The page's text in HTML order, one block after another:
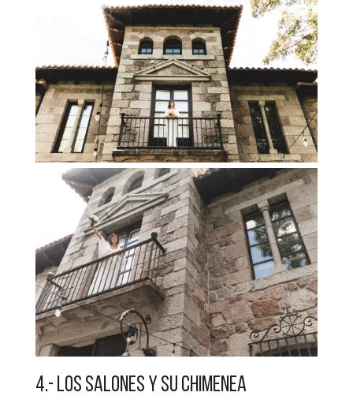
4.- LOS SALONES Y SU CHIMENEA